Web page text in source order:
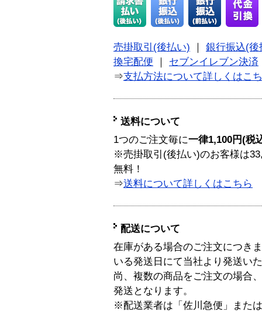
売掛取引(後払い)
銀行振込(後
換宅配便
セブンイレブン決済
⇒支払方法について詳しくはこ
送料について
1つのご注文毎に一律1,100円(税
※売掛取引(後払い)のお客様は
無料！
⇒送料について詳しくはこちら
配送について
在庫がある場合のご注文につき
いる発送日にて当社より発送い
尚、複数の商品をご注文の場合
発送となります。
※配送業者は「佐川急便」また